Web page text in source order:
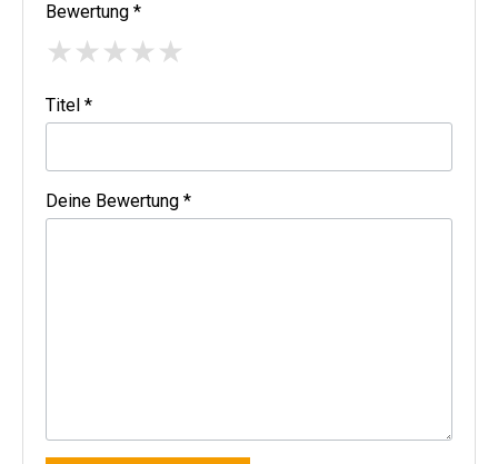
Bewertung *
★★★★★
Titel *
Deine Bewertung *